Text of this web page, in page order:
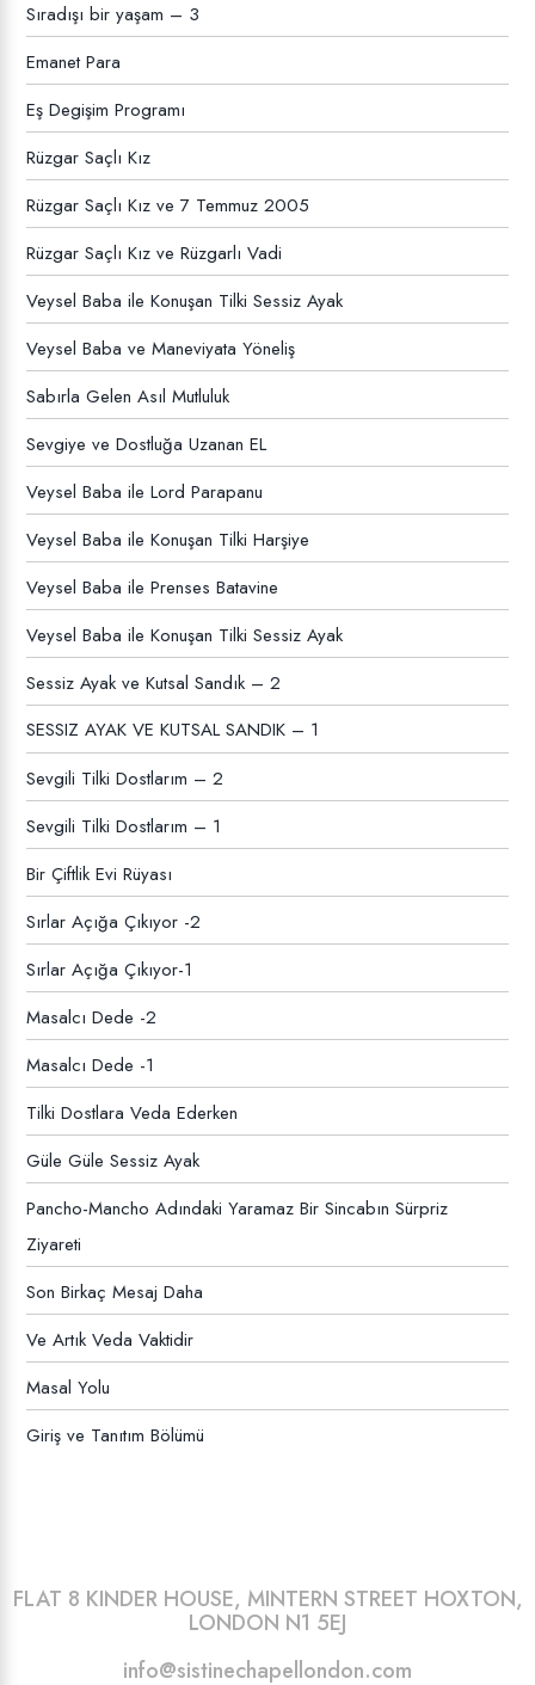
Sıradışı bir yaşam – 3
Emanet Para
Eş Degişim Programı
Rüzgar Saçlı Kız
Rüzgar Saçlı Kız ve 7 Temmuz 2005
Rüzgar Saçlı Kız ve Rüzgarlı Vadi
Veysel Baba ile Konuşan Tilki Sessiz Ayak
Veysel Baba ve Maneviyata Yöneliş
Sabırla Gelen Asıl Mutluluk
Sevgiye ve Dostluğa Uzanan EL
Veysel Baba ile Lord Parapanu
Veysel Baba ile Konuşan Tilki Harşiye
Veysel Baba ile Prenses Batavine
Veysel Baba ile Konuşan Tilki Sessiz Ayak
Sessiz Ayak ve Kutsal Sandık – 2
SESSIZ AYAK VE KUTSAL SANDIK – 1
Sevgili Tilki Dostlarım – 2
Sevgili Tilki Dostlarım – 1
Bir Çiftlik Evi Rüyası
Sırlar Açığa Çıkıyor -2
Sırlar Açığa Çıkıyor-1
Masalcı Dede -2
Masalcı Dede -1
Tilki Dostlara Veda Ederken
Güle Güle Sessiz Ayak
Pancho-Mancho Adındaki Yaramaz Bir Sincabın Sürpriz
Ziyareti
Son Birkaç Mesaj Daha
Ve Artık Veda Vaktidir
Masal Yolu
Giriş ve Tanıtım Bölümü
FLAT 8 KINDER HOUSE, MINTERN STREET HOXTON,
LONDON N1 5EJ
info@sistinechapellondon.com